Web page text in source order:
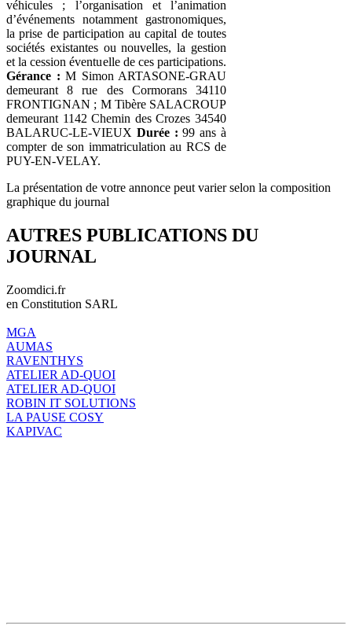
véhicules ; l’organisation et l’animation
d’événements notamment gastronomiques,
la prise de participation au capital de toutes
sociétés existantes ou nouvelles, la gestion
et la cession éventuelle de ces participations.
Gérance : M Simon ARTASONE-GRAU
demeurant 8 rue des Cormorans 34110
FRONTIGNAN ; M Tibère SALACROUP
demeurant 1142 Chemin des Crozes 34540
BALARUC-LE-VIEUX Durée : 99 ans à
compter de son immatriculation au RCS de
PUY-EN-VELAY.
La présentation de votre annonce peut varier selon la composition
graphique du journal
AUTRES PUBLICATIONS DU
JOURNAL
Zoomdici.fr
en Constitution SARL
MGA
AUMAS
RAVENTHYS
ATELIER AD-QUOI
ATELIER AD-QUOI
ROBIN IT SOLUTIONS
LA PAUSE COSY
KAPIVAC